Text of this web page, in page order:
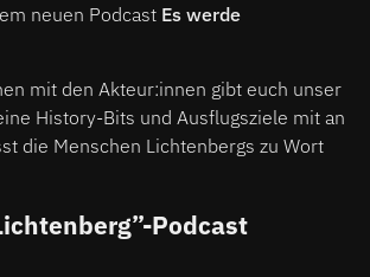
neuen Podcast Es werde
mit den Akteur:innen gibt euch unser
History-Bits und Ausflugsziele mit an
die Menschen Lichtenbergs zu Wort
Podcast